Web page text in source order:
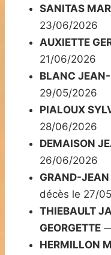
SANITAS
23/06/2026
AUXIETTE
21/06/2026
BLANC JEAN-
29/05/2026
PIALOUX
28/06/2026
DEMAISON
26/06/2026
GRAND-JEAN
décès le 27/
THIEBAULT
GEORGETTE
HERMILLON